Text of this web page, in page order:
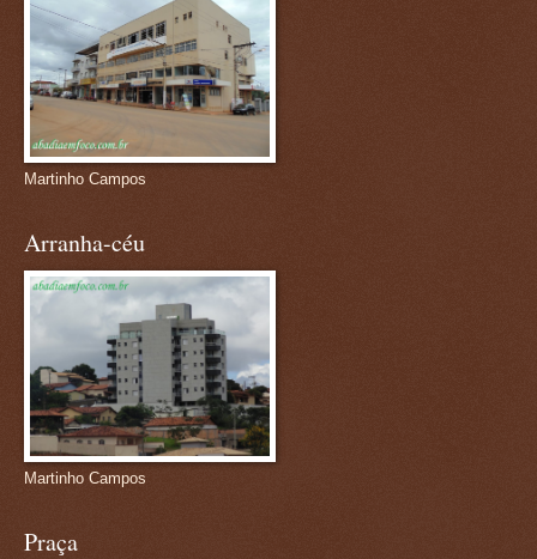
Martinho Campos
Arranha-céu
Martinho Campos
Praça